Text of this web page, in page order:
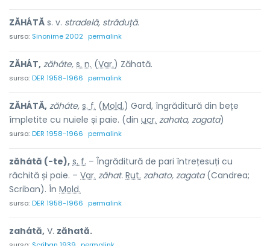
ZĂHÁTĂ s. v. stradelă, străduță.
sursa: Sinonime 2002 permalink
ZĂHÁT, zăháte, s. n. (Var.) Zăhată.
sursa:DER 1958-1966 permalink
ZĂHÁTĂ, zăháte, s. f. (Mold.) Gard, îngrăditură din bețe
împletite cu nuiele și paie. (din ucr. zahata, zagata)
sursa:DER 1958-1966 permalink
zăhátă (-te), s. f. – Îngrăditură de pari întrețesuți cu
răchită și paie. – Var. zăhat. Rut. zahato, zagata(Candrea;
Scriban). În Mold.
sursa:DER 1958-1966 permalink
zahátă, V. zăhată.